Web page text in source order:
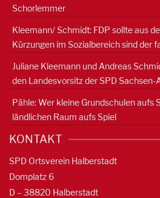
Schorlemmer
Kleemann/ Schmidt: FDP sollte aus
Kürzungen im Sozialbereich sind der
Juliane Kleemann und Andreas
den Landesvorsitz der SPD Sachsen-
Pähle: Wer kleine Grundschulen aufs
ländlichen Raum aufs Spiel
KONTAKT
SPD Ortsverein Halberstadt
Domplatz 6
D – 38820 Halberstadt